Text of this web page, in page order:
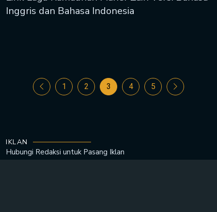
Inggris dan Bahasa Indonesia
1 2 3 4 5
IKLAN
Hubungi Redaksi untuk Pasang Iklan